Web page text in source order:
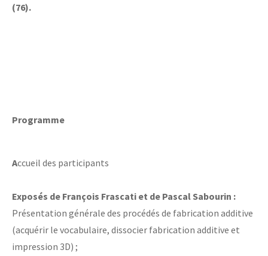
(76).
Programme
Accueil des participants
Exposés de François Frascati et de Pascal Sabourin :
Présentation générale des procédés de fabrication additive
(acquérir le vocabulaire, dissocier fabrication additive et
impression 3D) ;